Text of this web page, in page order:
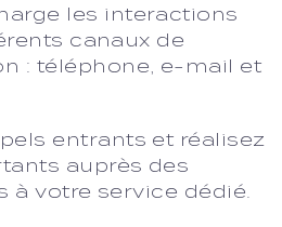
les interactions
canaux de
: téléphone, e-mail et
entrants et réalisez
auprès des
à votre service dédié.